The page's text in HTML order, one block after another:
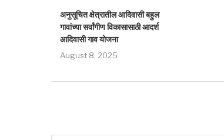
अनुसूचित क्षेत्रातील आदिवासी बहुल
गावांच्या सर्वांगीण विकासासाठी आदर्श
आदिवासी गाव योजना
August 8, 2025